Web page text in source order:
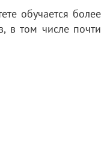
обучается более
в том числе почти